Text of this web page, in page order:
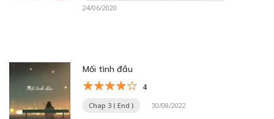
24/06/2020
Mối tình đầu
4
Chap 3 ( End ) 30/08/2022